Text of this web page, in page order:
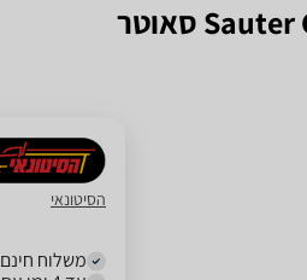
הסיטונאי
משלוח חינם